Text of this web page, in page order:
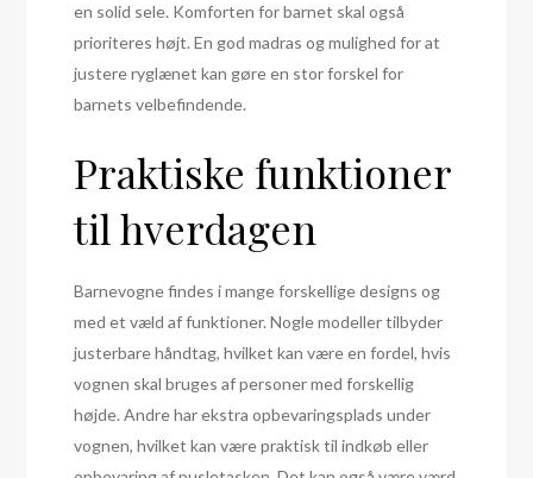
en solid sele. Komforten for barnet skal også
prioriteres højt. En god madras og mulighed for at
justere ryglænet kan gøre en stor forskel for
barnets velbefindende.
Praktiske funktioner
til hverdagen
Barnevogne findes i mange forskellige designs og
med et væld af funktioner. Nogle modeller tilbyder
justerbare håndtag, hvilket kan være en fordel, hvis
vognen skal bruges af personer med forskellig
højde. Andre har ekstra opbevaringsplads under
vognen, hvilket kan være praktisk til indkøb eller